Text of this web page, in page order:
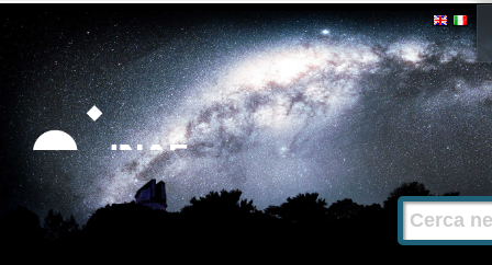
Strumenti
personali
Salta
contenuti.
|
Salta
alla
navigazione
Cerca nel
Ricerca
avanzata…